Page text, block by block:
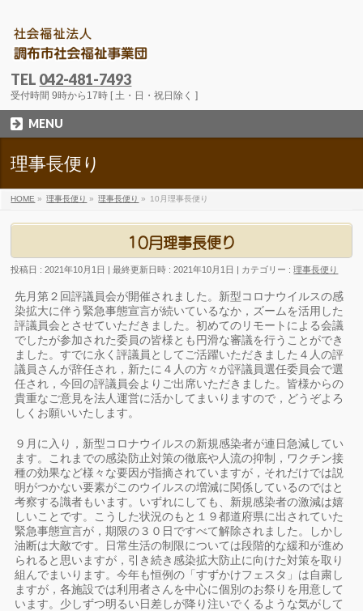
TEL 042-481-7493
受付時間 9時から17時 [ 土・日・祝日除く ]
MENU
理事長便り
HOME » 理事長便り » 理事長便り » 10月理事長便り
10月理事長便り
投稿日 : 2021年10月1日 最終更新日時 : 2021年10月1日 カテゴリー :理事長便り
先月第２回評議員会が開催されました。新型コロナウイルスの感
染拡大に伴う緊急事態宣言が続いているなか，ズームを活用した
評議員会とさせていただきました。初めてのリモートによる会議
でしたが参加された委員の皆様とも円滑な審議を行うことができ
ました。すでに永く評議員としてご活躍いただきました４人の評
議員さんが辞任され，新たに４人の方々が評議員選任委員会で選
任され，今回の評議員会よりご出席いただきました。皆様からの
貴重なご意見を法人運営に活かしてまいりますので，どうぞよろ
しくお願いいたします。
９月に入り，新型コロナウイルスの新規感染者が連日急減してい
ます。これまでの感染防止対策の徹底や人流の抑制，ワクチン接
種の効果など様々な要因が指摘されていますが，それだけでは説
明がつかない要素がこのウイルスの増減に関係しているのではと
考察する識者もいます。いずれにしても、新規感染者の激減は嬉
しいことです。こうした状況のもと１９都道府県に出されていた
緊急事態宣言が，期限の３０日ですべて解除されました。しかし
油断は大敵です。日常生活の制限については段階的な緩和が進め
られると思いますが，引き続き感染拡大防止に向けた対策を取り
組んでまいります。今年も恒例の「すずかけフェスタ」は自粛し
ますが，各施設では利用者さんを中心に個別のお祭りを用意して
います。少しずつ明るい日差しが降り注いでくるような気がして